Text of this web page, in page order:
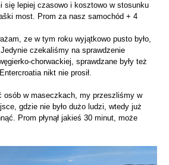
się lepiej czasowo i kosztowo w stosunku
most. Prom za nasz samochód + 4
ze w tym roku wyjątkowo pusto było,
czekaliśmy na sprawdzenie
chorwackiej, sprawdzane były też
nikt nie prosił.
osób w maseczkach, my przeszliśmy w
gdzie nie było dużo ludzi, wtedy już
Prom płynął jakieś 30 minut, może